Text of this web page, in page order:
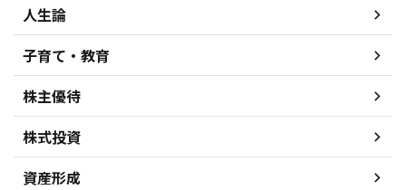
人生論
子育て・教育
株主優待
株式投資
資産形成